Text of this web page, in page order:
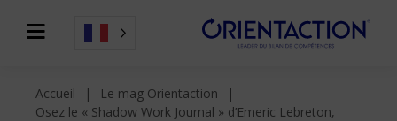
Accueil
Le mag Orientaction
Osez le « Shadow Work Journal » d’Emeric Lebreton,